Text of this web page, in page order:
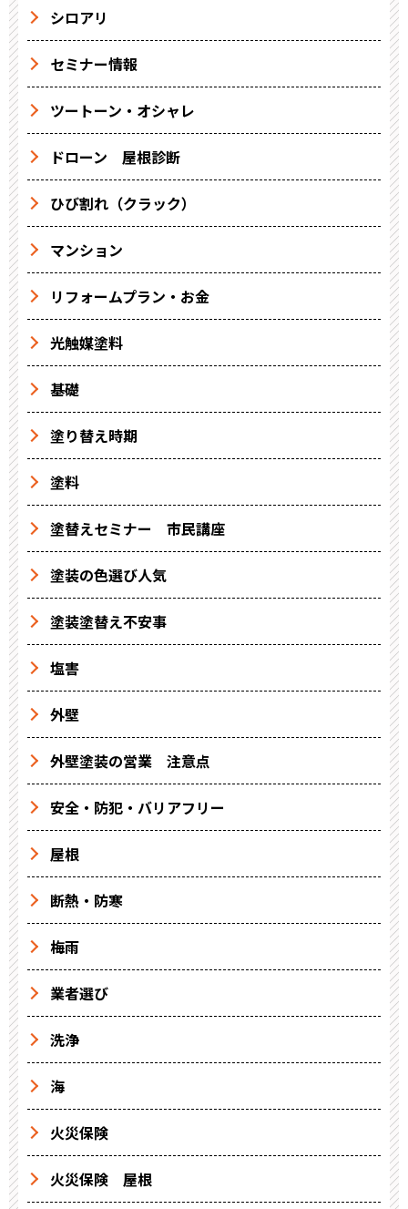
シロアリ
セミナー情報
ツートーン・オシャレ
ドローン 屋根診断
ひび割れ（クラック）
マンション
リフォームプラン・お金
光触媒塗料
基礎
塗り替え時期
塗料
塗替えセミナー 市民講座
塗装の色選び人気
塗装塗替え不安事
塩害
外壁
外壁塗装の営業 注意点
安全・防犯・バリアフリー
屋根
断熱・防寒
梅雨
業者選び
洗浄
海
火災保険
火災保険 屋根